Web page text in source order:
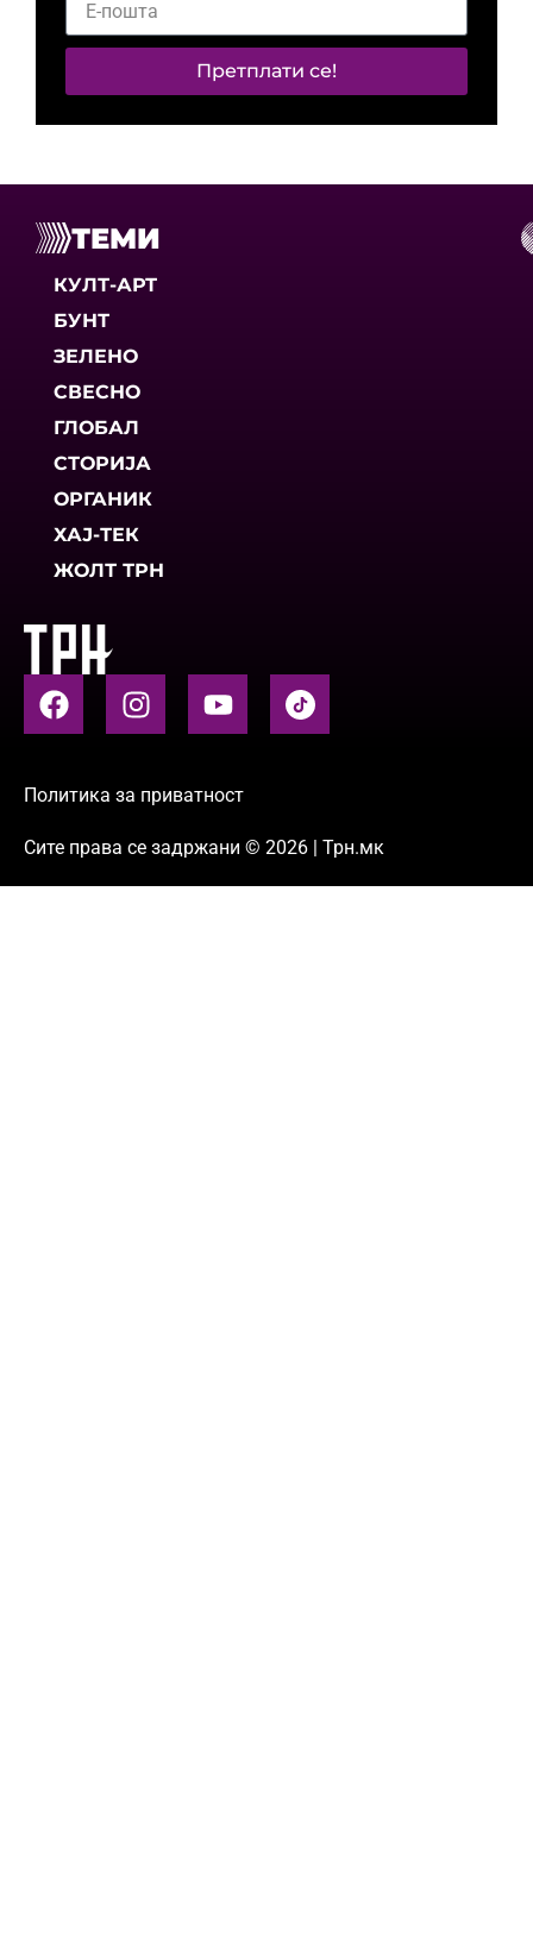
Претплати се!
ТЕМИ
КУЛТ-АРТ
БУНТ
ЗЕЛЕНО
СВЕСНО
ГЛОБАЛ
СТОРИЈА
ОРГАНИК
ХАЈ-ТЕК
ЖОЛТ ТРН
Политика за приватност
Сите права се задржани © 2026 | Трн.мк